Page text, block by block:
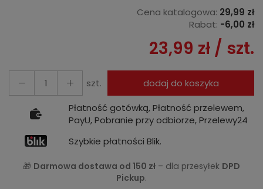
Cena katalogowa: 29,99 zł
Rabat: -6,00 zł
23,99 zł / szt.
szt.
dodaj do koszyka
Płatność gotówką, Płatność przelewem,
PayU, Pobranie przy odbiorze, Przelewy24
Szybkie płatności Blik.
🎁 Darmowa dostawa od 150 zł – dla przesyłek DPD
Pickup.